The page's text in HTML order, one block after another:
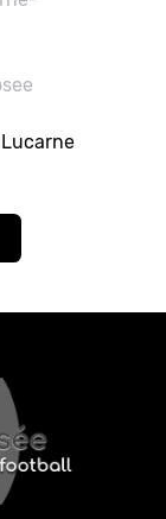
ou la mort
: « Fuimos